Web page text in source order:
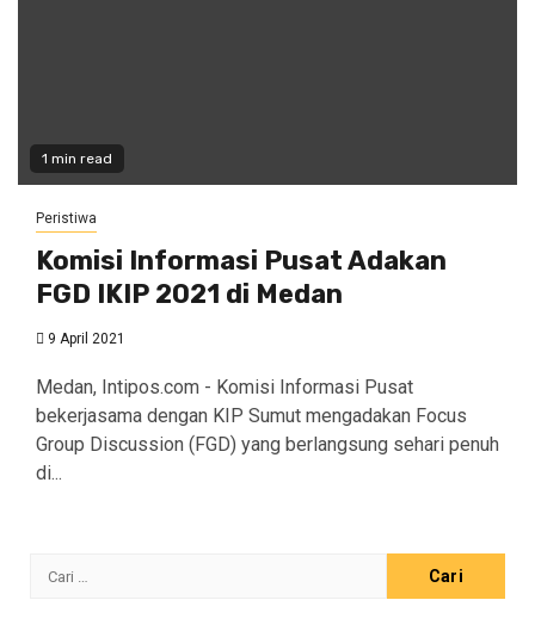
1 min read
Peristiwa
Komisi Informasi Pusat Adakan
FGD IKIP 2021 di Medan
9 April 2021
Medan, Intipos.com - Komisi Informasi Pusat
bekerjasama dengan KIP Sumut mengadakan Focus
Group Discussion (FGD) yang berlangsung sehari penuh
di...
Cari